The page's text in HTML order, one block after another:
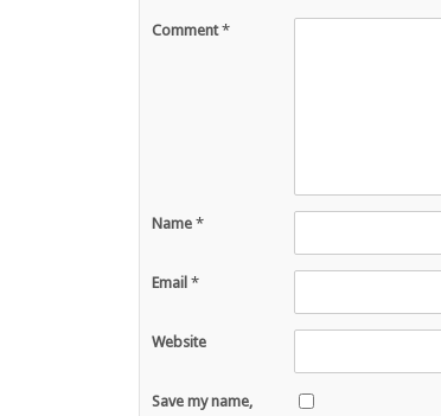
Comment*
Name *
Email *
Website
Save my name,